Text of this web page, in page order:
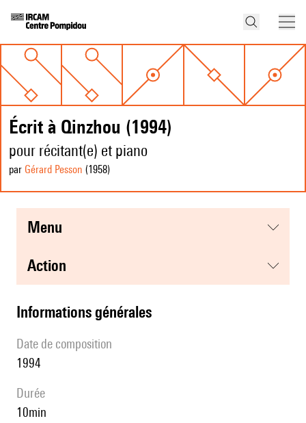
Écrit à Qinzhou (1994)
pour récitant(e) et piano
par Gérard Pesson (1958)
menu
action
informations générales
date de composition
1994
durée
10min